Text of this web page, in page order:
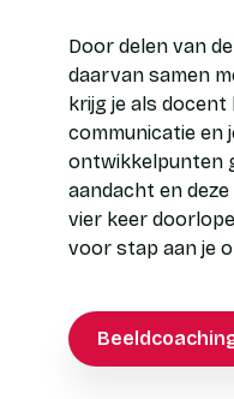
Door delen van
daarvan samen
krijg je als
communicatie en
ontwikkelpunten
aandacht en
vier keer
voor stap aan je